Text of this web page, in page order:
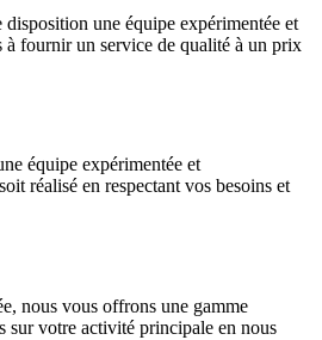
une équipe expérimentée et
à fournir un service de qualité à un prix
équipe expérimentée et
réalisé en respectant vos besoins et
nous vous offrons une gamme
sur votre activité principale en nous